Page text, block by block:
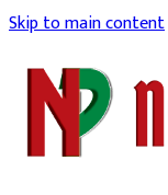
Skip to main content